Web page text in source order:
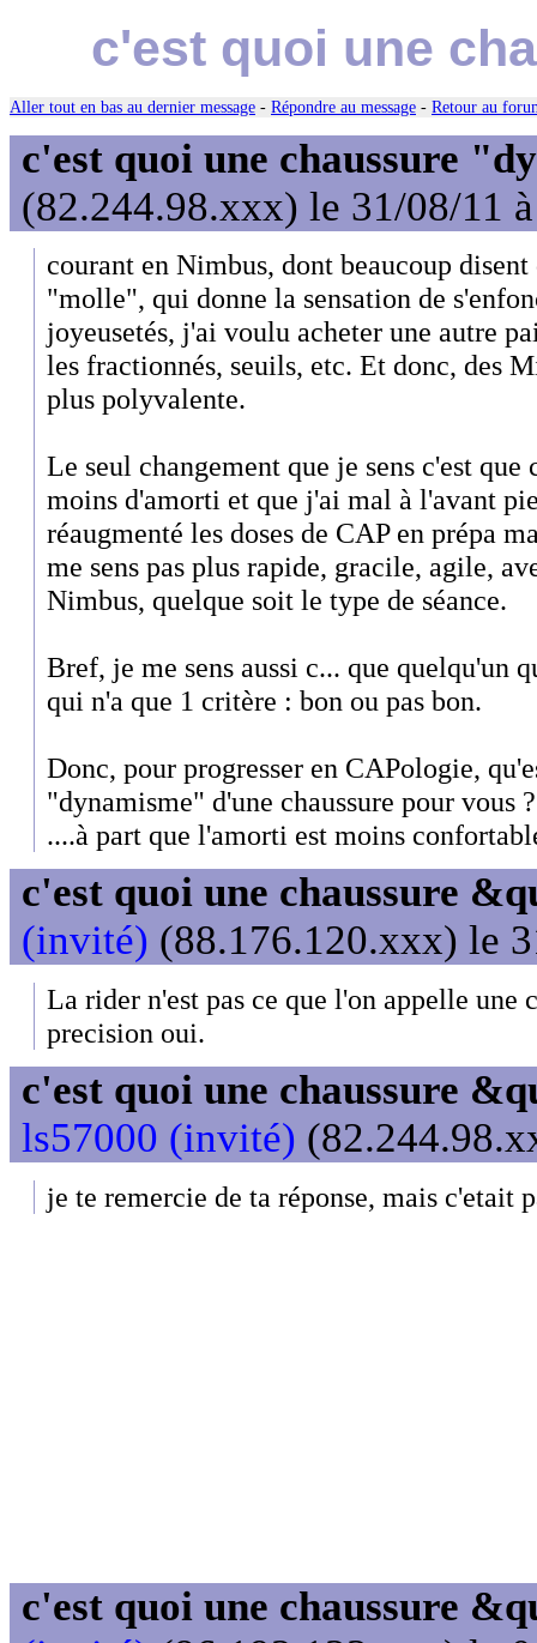
c'est quoi une
Aller tout en bas au dernier message - Répondre au message - Retour au
c'est quoi une chaussure
(82.244.98.xxx) le 31/08/11
courant en Nimbus, dont beaucoup disent
"molle", qui donne la sensation de
joyeusetés, j'ai voulu acheter une autre
les fractionnés, seuils, etc. Et donc, des
plus polyvalente.
Le seul changement que je sens c'est
moins d'amorti et que j'ai mal à l'avant
réaugmenté les doses de CAP en prépa
me sens pas plus rapide, gracile, agile,
Nimbus, quelque soit le type de séance.
Bref, je me sens aussi c... que quelqu'un
qui n'a que 1 critère : bon ou pas bon.
Donc, pour progresser en CAPologie,
"dynamisme" d'une chaussure pour vous ?
....à part que l'amorti est moins
c'est quoi une chaussure
(invité) (88.176.120.xxx) le
La rider n'est pas ce que l'on appelle une
precision oui.
c'est quoi une chaussure
ls57000 (invité)
je te remercie de ta réponse, mais c'etait
c'est quoi une chaussure